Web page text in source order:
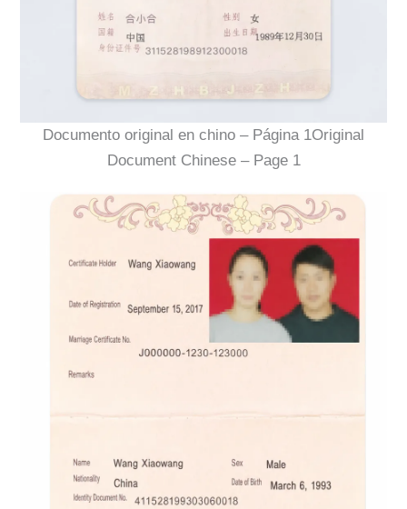
Documento original en chino – Página 1Original
Document Chinese – Page 1